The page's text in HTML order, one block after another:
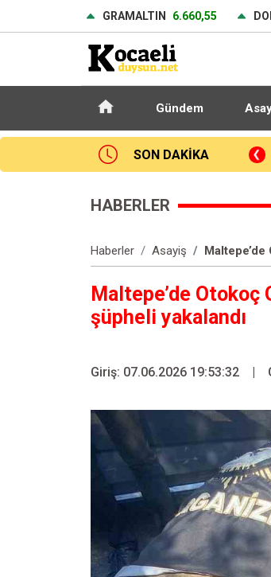
GRAMALTIN 6.660,55
Gündem
SON DAKİKA
HABERLER
Haberler Asayiş
Maltepe’de Otokoç
şüpheli yakalandı
Giriş: 07.06.2026 19:53:32 |